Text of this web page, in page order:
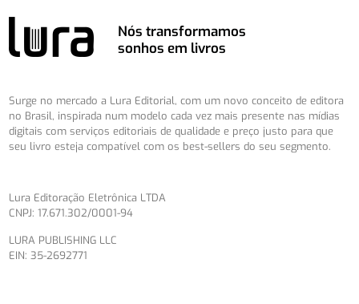
Nós transformamos
sonhos em livros
Surge no mercado a Lura Editorial, com um novo conceito de editora
no Brasil, inspirada num modelo cada vez mais presente nas mídias
digitais com serviços editoriais de qualidade e preço justo para que
seu livro esteja compatível com os best-sellers do seu segmento.
Lura Editoração Eletrônica LTDA
CNPJ: 17.671.302/0001-94
LURA PUBLISHING LLC
EIN: 35-2692771